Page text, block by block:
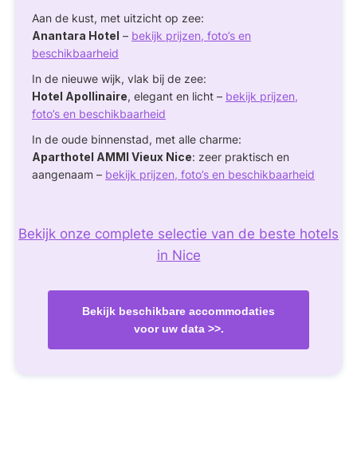
Aan de kust, met uitzicht op zee:
Anantara Hotel – bekijk prijzen, foto’s en
beschikbaarheid
In de nieuwe wijk, vlak bij de zee:
Hotel Apollinaire, elegant en licht – bekijk prijzen,
foto’s en beschikbaarheid
In de oude binnenstad, met alle charme:
Aparthotel AMMI Vieux Nice: zeer praktisch en
aangenaam – bekijk prijzen, foto’s en beschikbaarheid
Bekijk onze complete selectie van de beste hotels
in Nice
Bekijk beschikbare accommodaties
voor uw data >>.